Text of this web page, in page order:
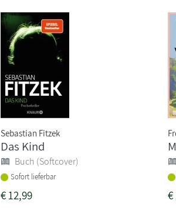
Sebastian Fitzek
Das Kind
Buch (Softcover)
Sofort lieferbar
€12,99 €